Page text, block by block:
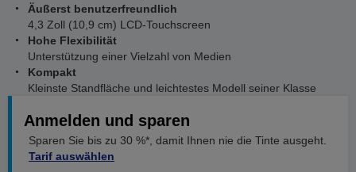
Äußerst benutzerfreundlich
4,3 Zoll (10,9 cm) LCD-Touchscreen
Hohe Flexibilität
Unterstützung einer Vielzahl von Medien
Kompakt
Kleinste Standfläche und leichtestes Modell seiner Klasse
Anmelden und sparen
Sparen Sie bis zu 30 %*, damit Ihnen nie die Tinte ausgeht.
Tarif auswählen